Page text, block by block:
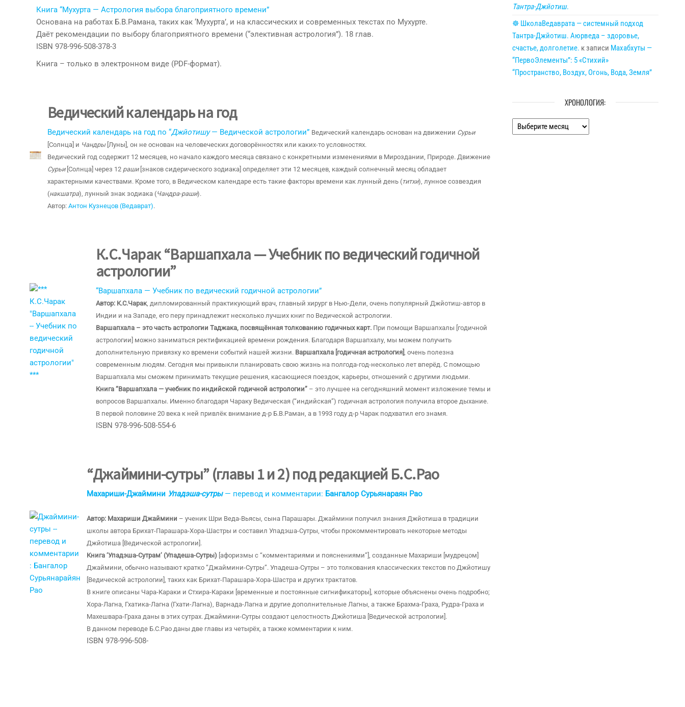
Книга “Мухурта — Астрология выбора благоприятного времени”
Основана на работах Б.В.Рамана, таких как ‘Мухурта’, и на классических и современных текстах по Мухурте.
Даёт рекомендации по выбору благоприятного времени (“элективная астрология”). 18 глав.
ISBN 978-996-508-378-3
Книга – только в электронном виде (PDF-формат).
Ведический календарь на год
Ведический календарь на год по “Джйотишу— Ведической астрологии” Ведический календарь основан на движении Сурьи
[Солнца] и Чандры[Луны], он не основан на человеческих договорённостях или каких-то условностях.
Ведический год содержит 12 месяцев, но начало каждого месяца связано с конкретными изменениями в Мироздании, Природе. Движение
Сурьи[Солнца] через 12 раши[знаков сидерического зодиака] определяет эти 12 месяцев, каждый солнечный месяц обладает
характерными качествами. Кроме того, в Ведическом календаре есть такие факторы времени как лунный день (титхи), лунное созвездия
(накшатра), лунный знак зодиака (Чандра-раши).
Автор: Антон Кузнецов (Ведаврат).
К.С.Чарак “Варшапхала — Учебник по ведический годичной
астрологии”
“Варшапхала — Учебник по ведический годичной астрологии”
Автор: К.С.Чарак, дипломированный практикующий врач, главный хирург в Нью-Дели, очень популярный Джйотиш-автор в
Индии и на Западе, его перу принадлежит несколько лучших книг по Ведической астрологии.
Варшапхала – это часть астрологии Таджака, посвящённая толкованию годичных карт. При помощи Варшапхалы [годичной
астрологии] можно заниматься ректификацией времени рождения. Благодаря Варшапхалу, мы можем получить
дополнительную привязку ко времени событий нашей жизни. Варшапхала [годичная астрология] , очень полезна
современным людям. Сегодня мы привыкли планировать свою жизнь на полгода-год-несколько лет вперёд. С помощью
Варшапхала мы сможем принимать текущие решения, касающиеся поездок, карьеры, отношений с другими людьми.
Книга “Варшапхала — учебник по индийской годичной астрологии” – это лучшее на сегодняшний момент изложение темы и
вопросов Варшапхалы. Именно благодаря Чараку Ведическая (“индийская”) годичная астрология получила второе дыхание.
В первой половине 20 века к ней привлёк внимание д-р Б.В.Раман, а в 1993 году д-р Чарак подхватил его знамя.
ISBN 978-996-508-554-6
“Джаймини-сутры” (главы 1 и 2) под редакцией Б.С.Рао
Махариши-Джаймини Упадэша-сутры— перевод и комментарии: Бангалор Сурьянараян Рао
Автор: Махариши Джаймини – ученик Шри Веда-Вьясы, сына Парашары. Джаймини получил знания Джйотиша в традиции
школы автора Брихат-Парашара-Хора-Шастры и составил Упадэша-Сутры, чтобы прокомментировать некоторые методы
Джйотиша [Ведической астрологии].
Книга ‘Упадэша-Сутрам’ (Упадеша-Сутры) [афоризмы с “комментариями и пояснениями”], созданные Махариши [мудрецом]
Джаймини, обычно называют кратко “Джаймини-Сутры”. Упадеша-Сутры – это толкования классических текстов по Джйотишу
[Ведической астрологии], таких как Брихат-Парашара-Хора-Шастра и других трактатов.
В книге описаны Чара-Караки и Стхира-Караки [временные и постоянные сигнификаторы], которые объяснены очень подробно;
Хора-Лагна, Гхатика-Лагна (Гхати-Лагна), Варнада-Лагна и другие дополнительные Лагны, а также Брахма-Граха, Рудра-Граха и
Махешвара-Граха даны в этих сутрах. Джаймини-Сутры создают целостность Джйотиша [Ведической астрологии].
В данном переводе Б.С.Рао даны две главы из четырёх, а также комментарии к ним.
ISBN 978-996-508-
Тантра-Джйотиш.
☸ ШколаВедаврата — системный подход
Тантра-Джйотиш. Аюрведа – здоровье,
счастье, долголетие. к записи Махабхуты —
“ПервоЭлементы”: 5 «Стихий»
“Пространство, Воздух, Огонь, Вода, Земля”
ХРОНОЛОГИЯ:
Хронология: